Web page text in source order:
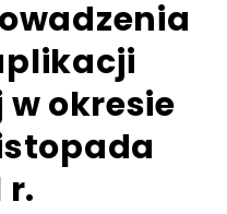
okresie
r.